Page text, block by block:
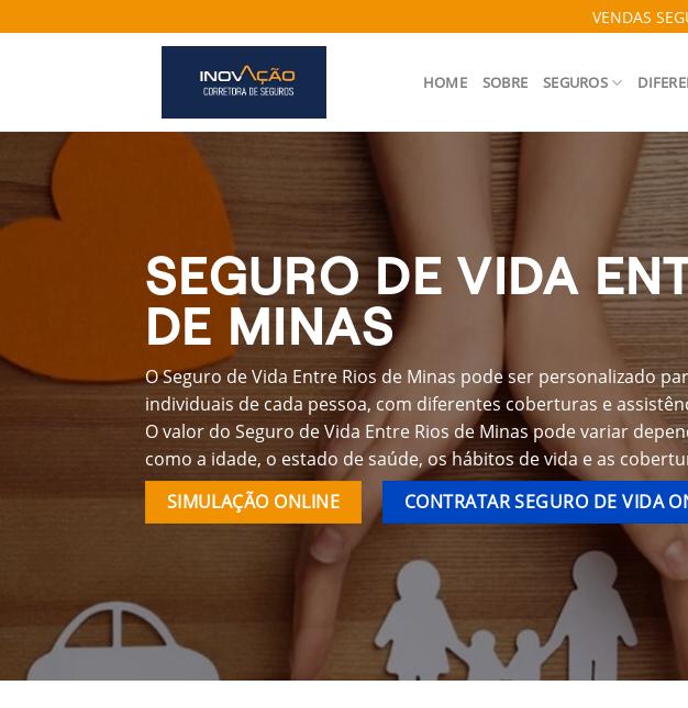
to
VENDAS
HOME SOBRE SEGUROS
SEGURO DE VIDA
DE MINAS
O Seguro de Vida Entre Rios de Minas pode ser personalizado
individuais de cada pessoa, com diferentes coberturas e
O valor do Seguro de Vida Entre Rios de Minas pode variar
como a idade, o estado de saúde, os hábitos de vida e as
SIMULAÇÃO ONLINE
CONTRATAR SEGURO DE VIDA